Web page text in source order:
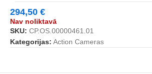
294,50 €
Nav noliktavā
SKU: CP.OS.00000461.01
Kategorijas: Action Cameras